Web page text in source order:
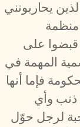
يحاربونني
قبضوا على
المهمة في
فإما أنها
ذنب وأي
لرجل حوّل